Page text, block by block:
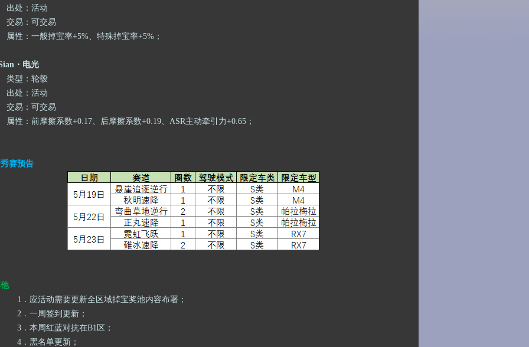
出处： 活动
交易 ： 可交易
属性：一般掉宝率+5%、 特殊掉宝率+5%；
・电光
类型： 轮毂
出处： 活动
交易 ： 可交易
属性：前摩擦系数+0.17、 后摩擦系数+0.19、 ASR主动牵引力+0.65；
赛预告
1． 应活动需要更新全区域掉宝奖池内容布署；
2． 一周签到更新；
3． 本周红蓝对抗在B1区；
4． 黑名单更新；